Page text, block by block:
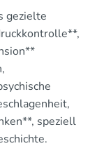
gezielte
speziell